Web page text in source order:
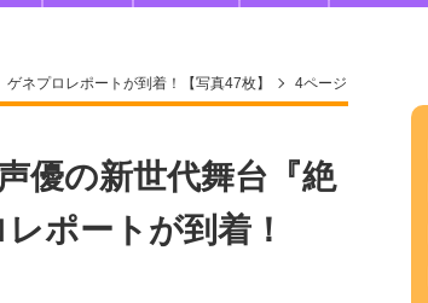
ネプロレポートが到着！【写真47枚】
4ページ
優の新世代舞台『絶
ポートが到着！